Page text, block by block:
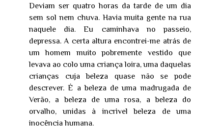
Deviam ser quatro horas da tarde de um dia
sem sol nem chuva. Havia muita gente na rua
naquele dia. Eu caminhava no passeio,
depressa. A certa altura encontrei-me atrás de
um homem muito pobremente vestido que
levava ao colo uma criança loira, uma daquelas
crianças cuja beleza quase não se pode
descrever. É a beleza de uma madrugada de
Verão, a beleza de uma rosa, a beleza do
orvalho, unidas à incrìvel beleza de uma
inocência humana.